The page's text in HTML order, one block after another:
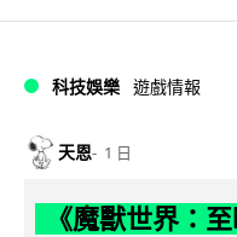
科技娛樂 遊戲情報
天恩 1 日
《魔獸世界：